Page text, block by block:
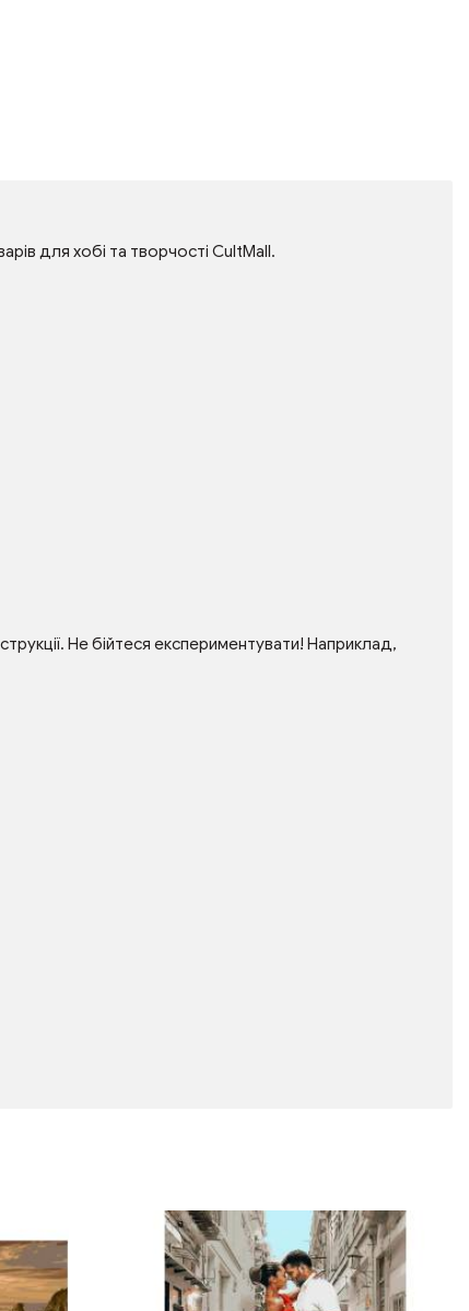
для хобі та творчості CultMall.
Не бійтеся експериментувати! Наприклад,